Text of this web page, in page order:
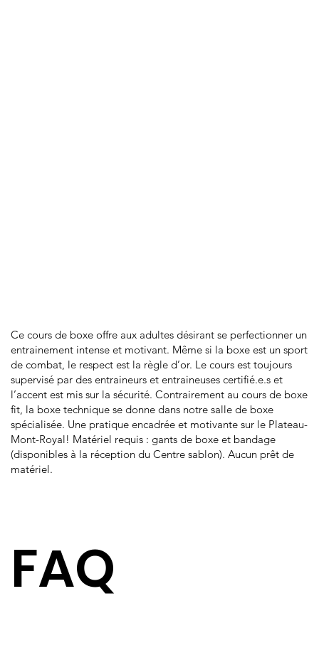
Ce cours de boxe offre aux adultes désirant se perfectionner un
entrainement intense et motivant. Même si la boxe est un sport
de combat, le respect est la règle d’or. Le cours est toujours
supervisé par des entraineurs et entraineuses certifié.e.s et
l’accent est mis sur la sécurité. Contrairement au cours de boxe
fit, la boxe technique se donne dans notre salle de boxe
spécialisée. Une pratique encadrée et motivante sur le Plateau-
Mont-Royal! Matériel requis : gants de boxe et bandage
(disponibles à la réception du Centre sablon). Aucun prêt de
matériel.
FAQ